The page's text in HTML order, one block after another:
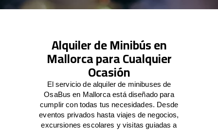
Alquiler de Minibús en
Mallorca para Cualquier
Ocasión
El servicio de alquiler de minibuses de
OsaBus en Mallorca está diseñado para
cumplir con todas tus necesidades. Desde
eventos privados hasta viajes de negocios,
excursiones escolares y visitas guiadas a